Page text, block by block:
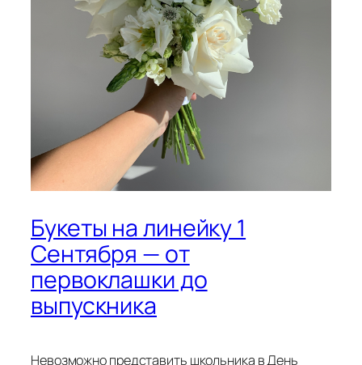
Букеты на линейку 1
Сентября — от
первоклашки до
выпускника
Невозможно представить школьника в День